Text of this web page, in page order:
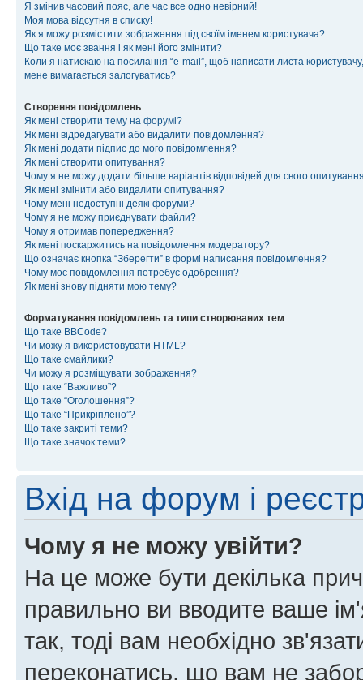
Я змінив часовий пояс, але час все одно невірний!
Моя мова відсутня в списку!
Як я можу розмістити зображення під своїм іменем користувача?
Що таке моє звання і як мені його змінити?
Коли я натискаю на посилання “e-mail”, щоб написати листа користувачу,
мене вимагається залогуватись?
Створення повідомлень
Як мені створити тему на форумі?
Як мені відредагувати або видалити повідомлення?
Як мені додати підпис до мого повідомлення?
Як мені створити опитування?
Чому я не можу додати більше варіантів відповідей для свого
Як мені змінити або видалити опитування?
Чому мені недоступні деякі форуми?
Чому я не можу приєднувати файли?
Чому я отримав попередження?
Як мені поскаржитись на повідомлення модератору?
Що означає кнопка “Зберегти” в формі написання повідомлення?
Чому моє повідомлення потребує одобрення?
Як мені знову підняти мою тему?
Форматування повідомлень та типи створюваних тем
Що таке BBCode?
Чи можу я використовувати HTML?
Що таке смайлики?
Чи можу я розміщувати зображення?
Що таке “Важливо”?
Що таке “Оголошення”?
Що таке “Прикріплено”?
Що таке закриті теми?
Що таке значок теми?
Вхід на форум і
Чому я не можу увійти?
На це може бути декілька
правильно ви вводите ваше
так, тоді вам необхідно
переконатись, що вам не